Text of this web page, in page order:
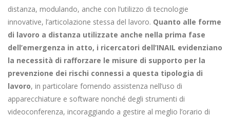
distanza, modulando, anche con l’utilizzo di tecnologie
innovative, l’articolazione stessa del lavoro. Quanto alle forme
di lavoro a distanza utilizzate anche nella prima fase
dell’emergenza in atto, i ricercatori dell’INAIL evidenziano
la necessità di rafforzare le misure di supporto per la
prevenzione dei rischi connessi a questa tipologia di
lavoro, in particolare fornendo assistenza nell’uso di
apparecchiature e software nonché degli strumenti di
videoconferenza, incoraggiando a gestire al meglio l’orario di